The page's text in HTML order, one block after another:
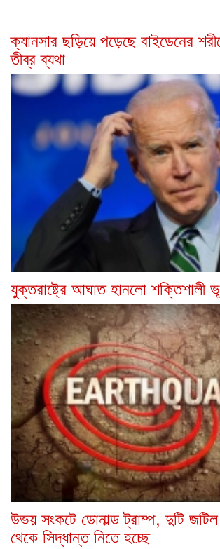
ক্যানসার ছড়িয়ে পড়েছে বাইডেনের
তীব্র ব্যথা
যুক্তরাষ্ট্রে আঘাত হানলো শক্তিশালী
উভয় সংকটে ডোনাল্ড ট্রাম্প, দুটি জটিল
থেকে সিদ্ধান্ত নিতে হচ্ছে